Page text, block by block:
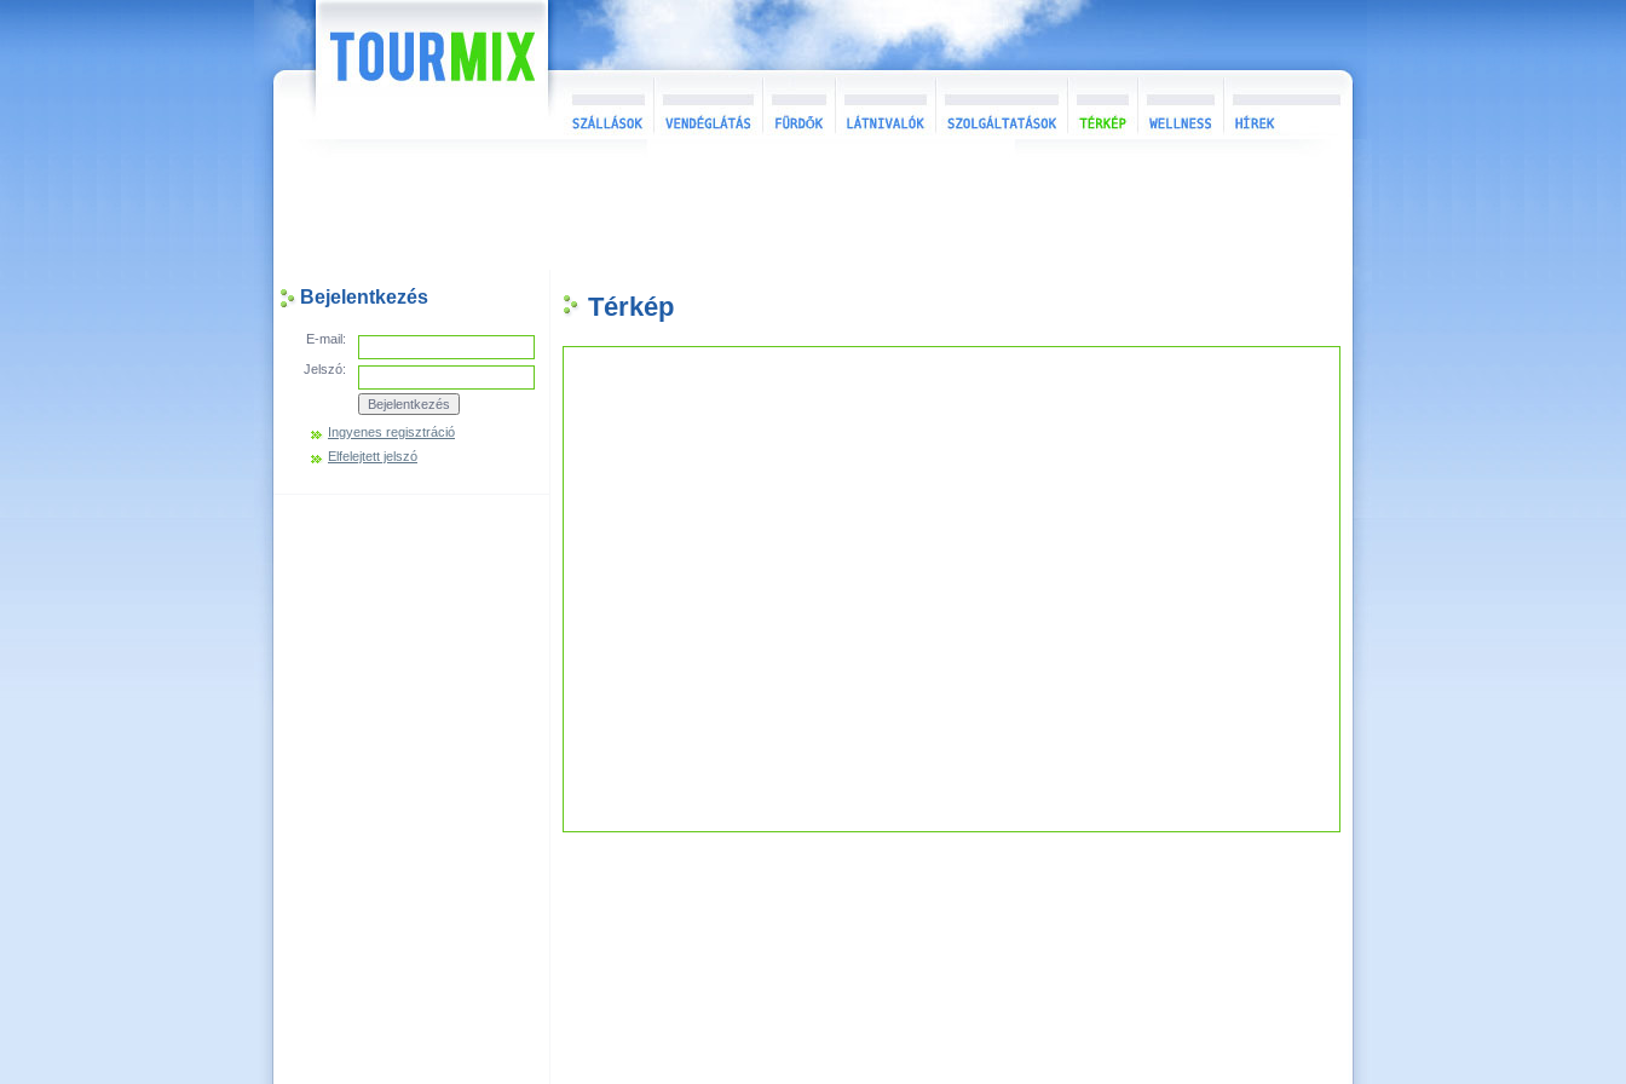
Bejelentkezés
E-mail:
Jelszó:
Ingyenes regisztráció
Elfelejtett jelszó
Térkép